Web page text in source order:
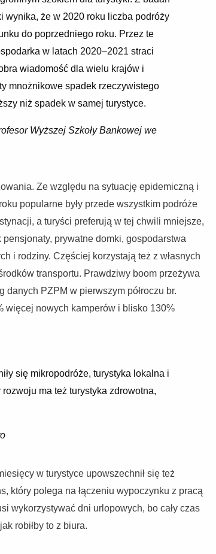
wynika, że w 2020 roku liczba podróży
do poprzedniego roku. Przez te
w latach 2020–2021 straci
wiadomość dla wielu krajów i
mnożnikowe spadek rzeczywistego
niż spadek w samej turystyce.
Wyższej Szkoły Bankowej we
Ze względu na sytuację epidemiczną i
popularne były przede wszystkim podróże
a turyści preferują w tej chwili mniejsze,
prywatne domki, gospodarstwa
i rodziny. Częściej korzystają też z własnych
transportu. Prawdziwy boom przeżywa
danych PZPM w pierwszym półroczu br.
więcej nowych kamperów i blisko 130%
się mikropodróże, turystyka lokalna i
ma też turystyka zdrowotna,
w turystyce upowszechnił się też
który polega na łączeniu wypoczynku z pracą
wykorzystywać dni urlopowych, bo cały czas
robiłby to z biura.